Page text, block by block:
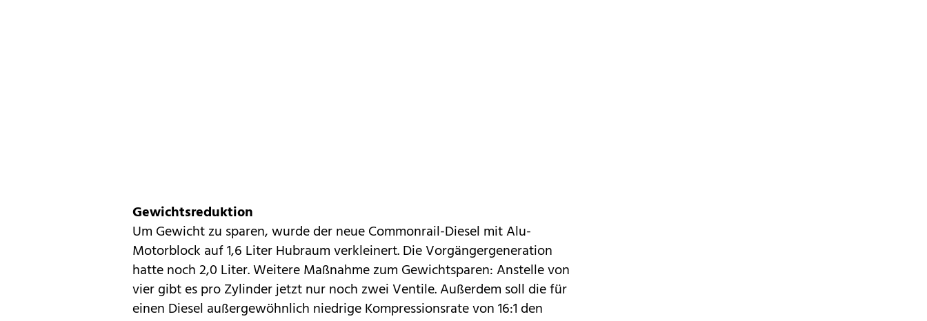
Gewichtsreduktion
Um Gewicht zu sparen, wurde der neue Commonrail-Diesel mit Alu-
Motorblock auf 1,6 Liter Hubraum verkleinert. Die Vorgängergeneration
hatte noch 2,0 Liter. Weitere Maßnahme zum Gewichtsparen: Anstelle von
vier gibt es pro Zylinder jetzt nur noch zwei Ventile. Außerdem soll die für
einen Diesel außergewöhnlich niedrige Kompressionsrate von 16:1 den